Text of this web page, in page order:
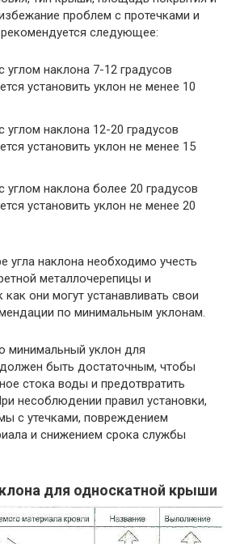
проблем с протечками и
следующее:
наклона 7-12 градусов
установить уклон не менее 10
наклона 12-20 градусов
установить уклон не менее 15
наклона более 20 градусов
установить уклон не менее 20
угла наклона необходимо учесть
металлочерепицы и
как они могут устанавливать свои
по минимальным уклонам.
минимальный уклон для
быть достаточным, чтобы
стока воды и предотвратить
несоблюдении правил установки,
с утечками, повреждением
и снижением срока службы
для односкатной крыши